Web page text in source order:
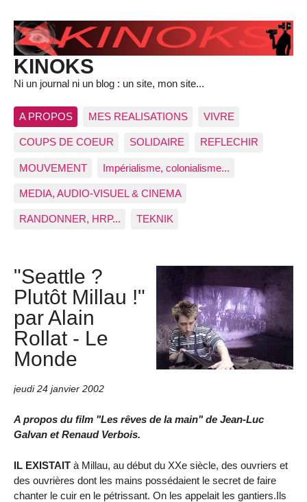
KINOKS
Ni un journal ni un blog : un site, mon site...
A PROPOS MES REALISATIONS VIVRE
COUPS DE COEUR SOLIDAIRE REFLECHIR
MOUVEMENT Impérialisme, colonialisme...
MEDIA, AUDIO-VISUEL & CINEMA
RANDONNER, HRP... TEKNIK
"Seattle ?
Plutôt Millau !"
par Alain
Rollat - Le
Monde
jeudi 24 janvier 2002
A propos du film "Les rêves de la main" de Jean-Luc
Galvan et Renaud Verbois.
IL EXISTAIT à Millau, au début du XXe siècle, des ouvriers et
des ouvrières dont les mains possédaient le secret de faire
chanter le cuir en le pétrissant. On les appelait les gantiers.Ils